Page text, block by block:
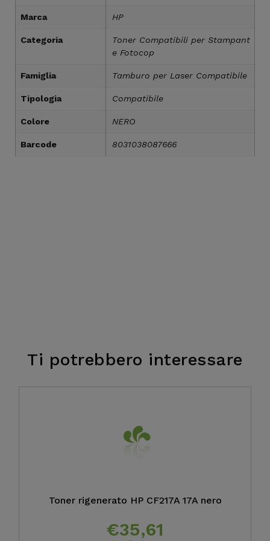
Marca HP
Categoria
Toner Compatibili per Stampant
e Fotocop
Famiglia Tamburo per Laser Compatibile
Tipologia Compatibile
Colore NERO
Barcode 8031038087666
Ti potrebbero interessare
Toner rigenerato HP CF217A 17A nero
€35,61